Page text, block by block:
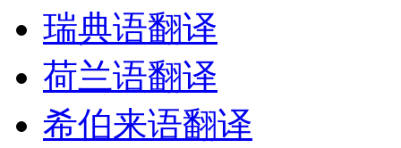
瑞典语翻译
荷兰语翻译
希伯来语翻译